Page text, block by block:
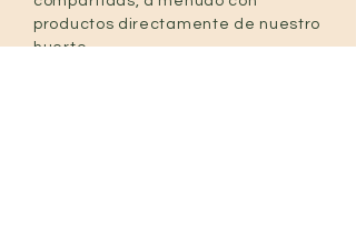
productos directamente de nuestro
huerto.